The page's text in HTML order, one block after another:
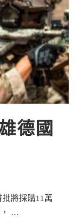
德國
將採購11萬
， …